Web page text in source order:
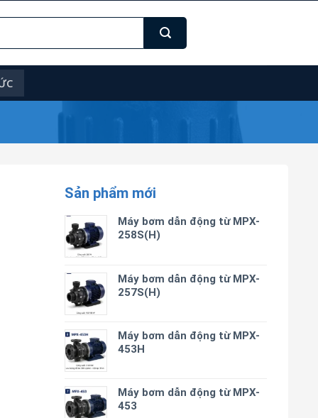
Sản phẩm mới
Máy bơm dẫn động từ MPX-
258S(H)
Máy bơm dẫn động từ MPX-
257S(H)
Máy bơm dẫn động từ MPX-
453H
Máy bơm dẫn động từ MPX-
453